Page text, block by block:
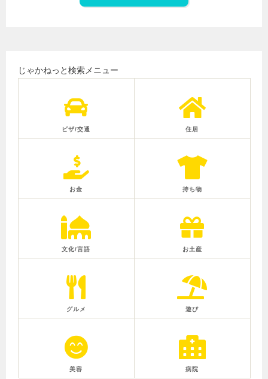
じゃかねっと検索メニュー
ビザ/交通 住居
お金 持ち物
文化/言語 お土産
グルメ 遊び
美容 病院